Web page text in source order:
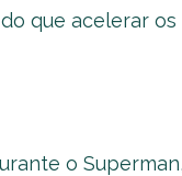
que acelerar
o